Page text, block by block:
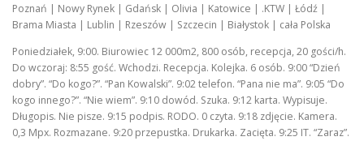
Poznań | Nowy Rynek | Gdańsk | Olivia | Katowice | .KTW | Łódź |
Brama Miasta | Lublin | Rzeszów | Szczecin | Białystok | cała Polska
Poniedziałek, 9:00. Biurowiec 12 000m2, 800 osób, recepcja, 20 gości/h.
Do wczoraj: 8:55 gość. Wchodzi. Recepcja. Kolejka. 6 osób. 9:00 “Dzień
dobry”. “Do kogo?”. “Pan Kowalski”. 9:02 telefon. “Pana nie ma”. 9:05 “Do
kogo innego?”. “Nie wiem”. 9:10 dowód. Szuka. 9:12 karta. Wypisuje.
Długopis. Nie pisze. 9:15 podpis. RODO. 0 czyta. 9:18 zdjęcie. Kamera.
0,3 Mpx. Rozmazane. 9:20 przepustka. Drukarka. Zacięta. 9:25 IT. “Zaraz”.